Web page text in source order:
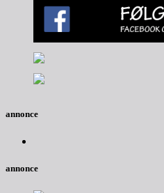
annonce
annonce